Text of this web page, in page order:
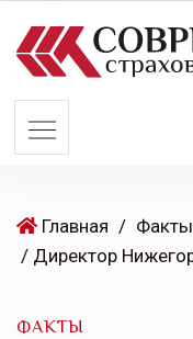
Главная / Факты
ФАКТЫ